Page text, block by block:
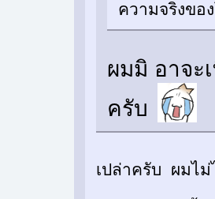
ความจริงขอ
ผมมิ อาจะ
ครับ
เปล่าครับ ผมไ